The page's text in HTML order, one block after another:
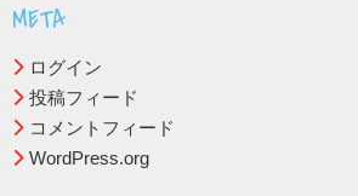
META
ログイン
投稿フィード
コメントフィード
WordPress.org